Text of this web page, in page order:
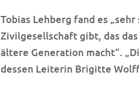
Tobias Lehberg fand es
Zivilgesellschaft gibt, das
ältere Generation macht“.
dessen Leiterin Brigitte